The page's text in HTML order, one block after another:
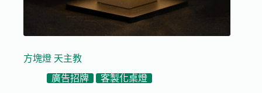
方塊燈 天主教
廣告招牌
客製化桌燈